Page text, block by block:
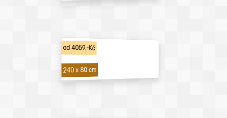
od 4059,-Kč
240 x 80 cm